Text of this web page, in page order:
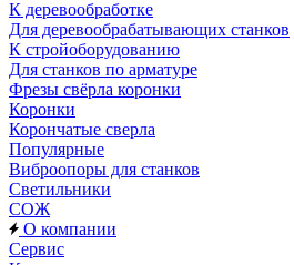
К деревообработке
Для деревообрабатывающих станков
К стройоборудованию
Для станков по арматуре
Фрезы свёрла коронки
Коронки
Корончатые сверла
Популярные
Виброопоры для станков
Светильники
СОЖ
О компании
Сервис